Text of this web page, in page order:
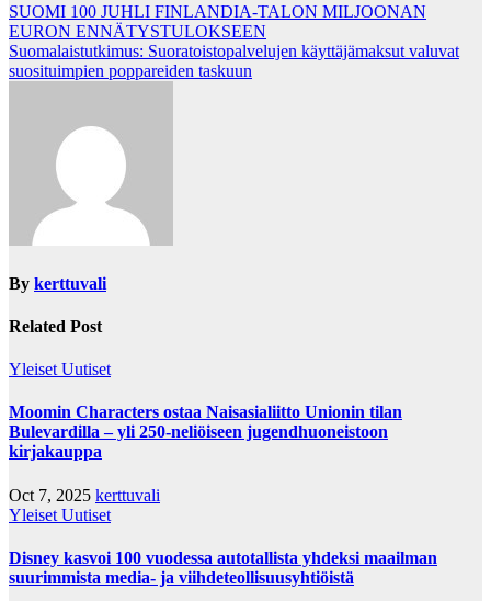
Post
navigation
SUOMI 100 JUHLI FINLANDIA-TALON MILJOONAN
EURON ENNÄTYSTULOKSEEN
Suomalaistutkimus: Suoratoistopalvelujen käyttäjämaksut valuvat
suosituimpien poppareiden taskuun
By kerttuvali
Related Post
Yleiset Uutiset
Moomin Characters ostaa Naisasialiitto Unionin tilan
Bulevardilla – yli 250-neliöiseen jugendhuoneistoon
kirjakauppa
Oct 7, 2025 kerttuvali
Yleiset Uutiset
Disney kasvoi 100 vuodessa autotallista yhdeksi maailman
suurimmista media- ja viihdeteollisuusyhtiöistä